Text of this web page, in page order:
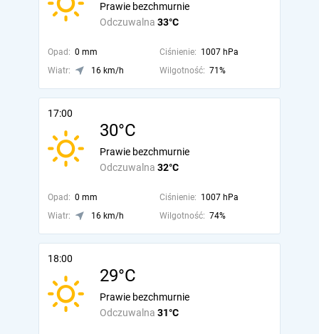
Odczuwalna 33°C
Prawie bezchmurnie
Opad: 0 mm Ciśnienie: 1007 hPa
Wiatr:
16 km/h Wilgotność: 71%
17:00
30°C
Odczuwalna 32°C
Prawie bezchmurnie
Opad: 0 mm Ciśnienie: 1007 hPa
Wiatr:
16 km/h Wilgotność: 74%
18:00
29°C
Odczuwalna 31°C
Prawie bezchmurnie